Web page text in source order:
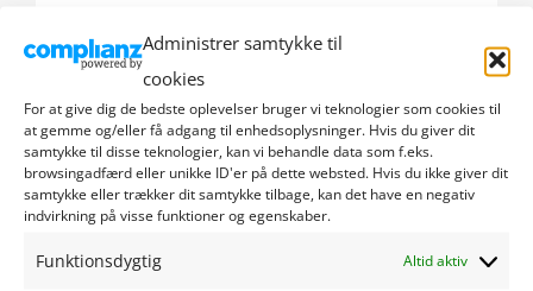
Administrer samtykke til
cookies
For at give dig de bedste oplevelser bruger vi teknologier som cookies til
at gemme og/eller få adgang til enhedsoplysninger. Hvis du giver dit
samtykke til disse teknologier, kan vi behandle data som f.eks.
browsingadfærd eller unikke ID'er på dette websted. Hvis du ikke giver dit
samtykke eller trækker dit samtykke tilbage, kan det have en negativ
indvirkning på visse funktioner og egenskaber.
Funktionsdygtig Altid aktiv
november 2024
oktober 2024
september 2024
august 2024
juli 2024